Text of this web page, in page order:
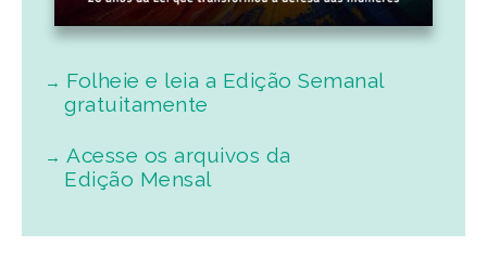
Folheie e leia a Edição Semanal
gratuitamente
Acesse os arquivos da
Edição Mensal